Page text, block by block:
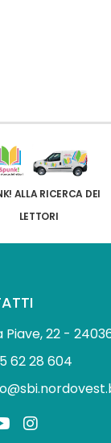
ALLA RICERCA DEI
LETTORI
Piave, 22 -
62 28 604
Y
o
I
n